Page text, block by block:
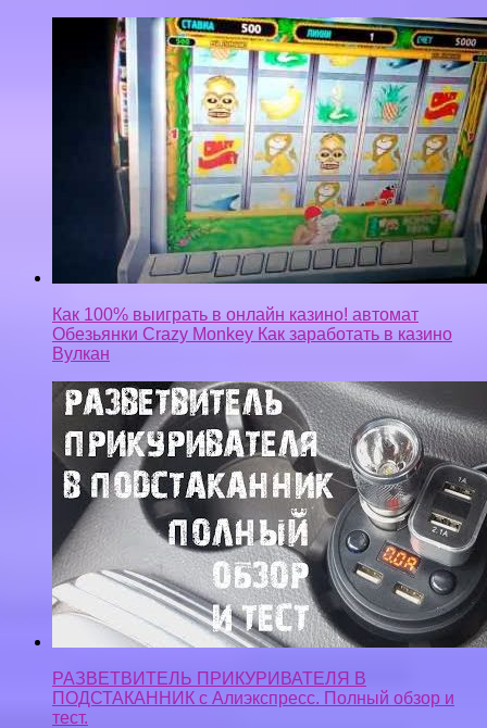
Как 100% выиграть в онлайн казино! автомат
Обезьянки Crazy Monkey Как заработать в казино
Вулкан
РАЗВЕТВИТЕЛЬ ПРИКУРИВАТЕЛЯ В
ПОДСТАКАННИК с Алиэкспресс. Полный обзор и
тест.